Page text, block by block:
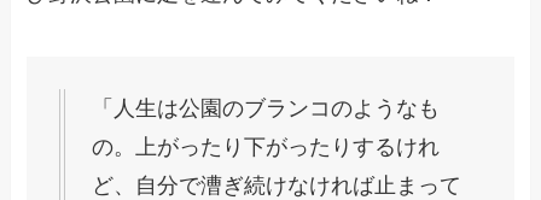
「人生は公園のブランコのようなも
の。上がったり下がったりするけれ
ど、自分で漕ぎ続けなければ止まって